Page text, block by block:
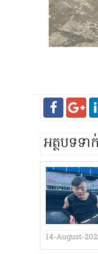
អត្ថបទទ
14-August-